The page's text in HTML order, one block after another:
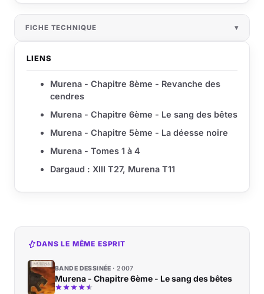
FICHE TECHNIQUE
LIENS
Murena - Chapitre 8ème - Revanche des
cendres
Murena - Chapitre 6ème - Le sang des bêtes
Murena - Chapitre 5ème - La déesse noire
Murena - Tomes 1 à 4
Dargaud : XIII T27, Murena T11
DANS LE MÊME ESPRIT
BANDE DESSINÉE 2007
Murena - Chapitre 6ème - Le sang des bêtes